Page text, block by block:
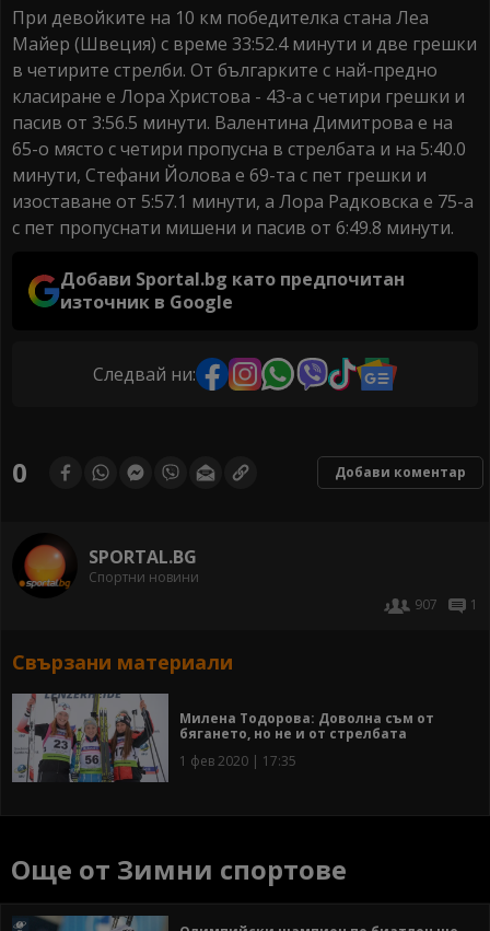
При девойките на 10 км победителка стана Леа
Майер (Швеция) с време 33:52.4 минути и две грешки
в четирите стрелби. От българките с най-предно
класиране е Лора Христова - 43-а с четири грешки и
пасив от 3:56.5 минути. Валентина Димитрова е на
65-о място с четири пропусна в стрелбата и на 5:40.0
минути, Стефани Йолова е 69-та с пет грешки и
изоставане от 5:57.1 минути, а Лора Радковска е 75-а
с пет пропуснати мишени и пасив от 6:49.8 минути.
Добави Sportal.bg като предпочитан
източник в Google
Следвай ни:
0 Добави коментар
SPORTAL.BG
Спортни новини
907
1
Свързани материали
Милена Тодорова: Доволна съм от
бягането, но не и от стрелбата
1 фев 2020 | 17:35
Още от Зимни спортове